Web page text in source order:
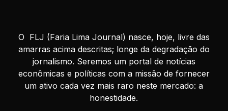
O FLJ (Faria Lima Journal) nasce, hoje, livre das
amarras acima descritas; longe da degradação do
jornalismo. Seremos um portal de notícias
econômicas e políticas com a missão de fornecer
um ativo cada vez mais raro neste mercado: a
honestidade.